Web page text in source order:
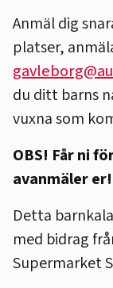
Anmäl dig
platser,
du ditt barns
vuxna som
OBS! Får ni
avanmäler er!
Detta
med bidrag
Supermarket